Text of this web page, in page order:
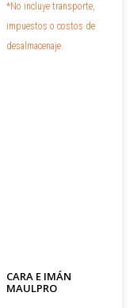
*No incluye transporte,
impuestos o costos de
desalmacenaje.
CARA E IMÁN
MAULPRO